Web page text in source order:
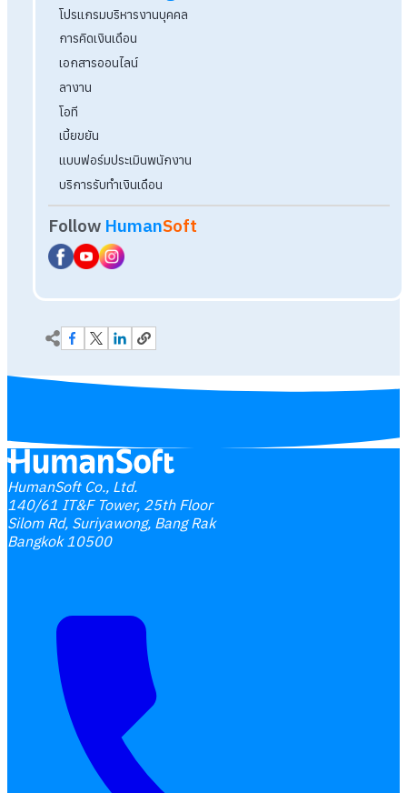
แฟรนไชส์น่าลงทุน 2569 ราคาไม่สูง เหมาะสำหรับเริ่
HumanSoft Co., Ltd.
140/61 IT&F Tower, 25th Floor
Silom Rd, Suriyawong, Bang Rak
Bangkok 10500